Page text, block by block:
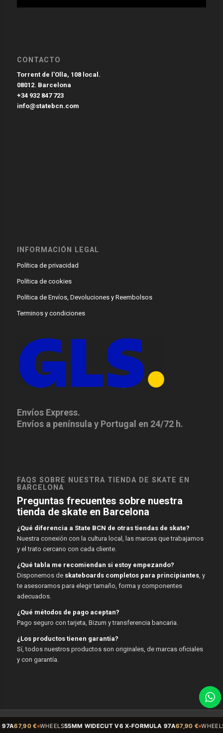
CONTACTO
Torrent de l’Olla, 108 local.
08012. Barcelona
+34 932 847 723
info@statebcn.com
INFORMACIÓN LEGAL
Política de privacidad
Política de cookies
Política de Envíos, Devoluciones y Reembolsos
Terminos y condiciones
Envíos Express.
Envíos a península y Portugal en 24/72 h.
FAQS SOBRE NUESTRA TIENDA DE SKATE EN
BARCELONA
Preguntas frecuentes sobre nuestra
tienda de skate en Barcelona
¿Qué diferencia a State BCN de otras tiendas de skate?
Nuestra conexión con la cultura local, las marcas que trabajamos
y el trato cercano con cada cliente.
¿Qué tabla me recomiendan si estoy empezando?
Disponemos de skateboards completos para principiantes, y
te asesoramos para elegir tamaño, forma y componentes
adecuados.
¿Qué métodos de pago aceptan?
Pago seguro con tarjeta, Bizum y transferencia bancaria.
¿Los productos tienen garantía?
Sí, todos nuestros productos son originales, de marcas oficiales
y con garantía.
© Copyright - State BCN - 2026
55MM WIDECUT V6 X-FORMULA 97A67,90 € WHEELSSidecut 54mm